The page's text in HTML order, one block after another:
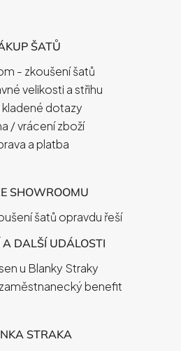
ŠATŮ
- zkoušení šatů
velikosti a střihu
dotazy
/ vrácení zboží
a platba
SHOWROOMU
šatů opravdu řeší
A DALŠÍ UDÁLOSTI
u Blanky Straky
benefit
STRAKA